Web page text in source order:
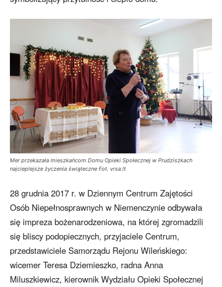
Mer przekazała mieszkańcom Domu Opieki Społecznej w Prudziszkach
najcieplejsze życzenia świąteczne Fot. vrsa.lt
28 grudnia 2017 r. w Dziennym Centrum Zajętości
Osób Niepełnosprawnych w Niemenczynie odbywała
się impreza bożenarodzeniowa, na której zgromadzili
się bliscy podopiecznych, przyjaciele Centrum,
przedstawiciele Samorządu Rejonu Wileńskiego:
wicemer Teresa Dziemieszko, radna Anna
Miluszkiewicz, kierownik Wydziału Opieki Społecznej